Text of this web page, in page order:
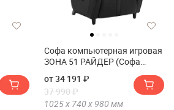
Софа компьютерная игровая
ЗОНА 51 РАЙДЕР (Софа
51 RIDER)
от 34 191 ₽
37 990 ₽
1025 х 740 х 980 мм